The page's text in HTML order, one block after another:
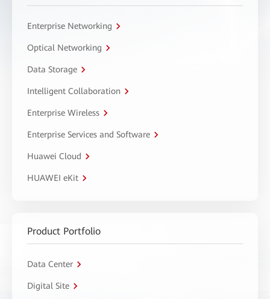
Enterprise Networking
Optical Networking
Data Storage
Intelligent Collaboration
Enterprise Wireless
Enterprise Services and Software
Huawei Cloud
HUAWEI eKit
Product Portfolio
Data Center
Digital Site